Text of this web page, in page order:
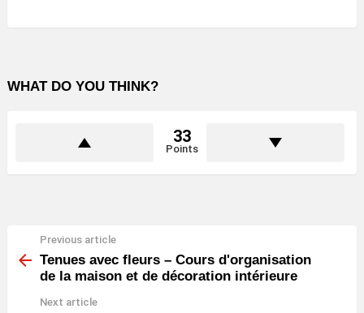
WHAT DO YOU THINK?
33
Points
more
Previous article
Tenues avec fleurs – Cours d'organisation
de la maison et de décoration intérieure
Next article